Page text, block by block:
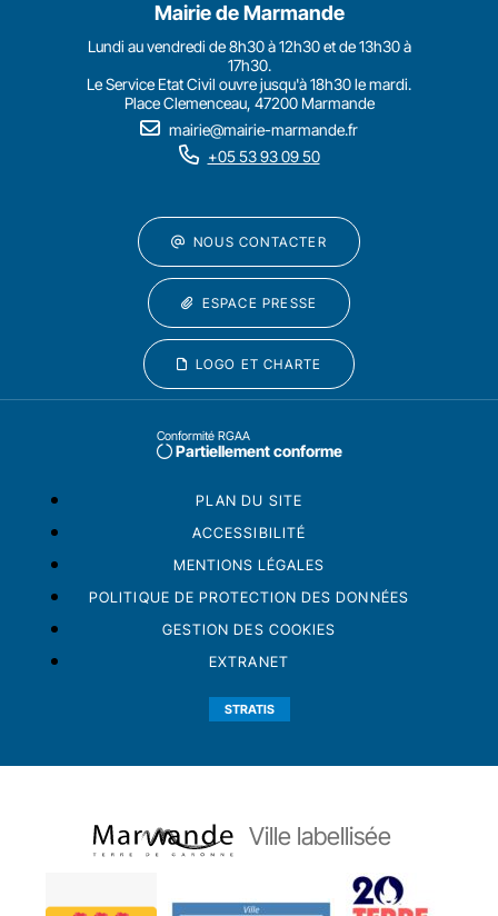
Mairie de Marmande
Lundi au vendredi de 8h30 à 12h30 et de 13h30 à
17h30.
Le Service Etat Civil ouvre jusqu'à 18h30 le mardi.
Place Clemenceau, 47200 Marmande
mairie@mairie-marmande.fr
+05 53 93 09 50
NOUS CONTACTER
ESPACE PRESSE
LOGO ET CHARTE
Conformité RGAA
Partiellement conforme
PLAN DU SITE
ACCESSIBILITÉ
MENTIONS LÉGALES
POLITIQUE DE PROTECTION DES DONNÉES
GESTION DES COOKIES
EXTRANET
STRATIS
Ville labellisée